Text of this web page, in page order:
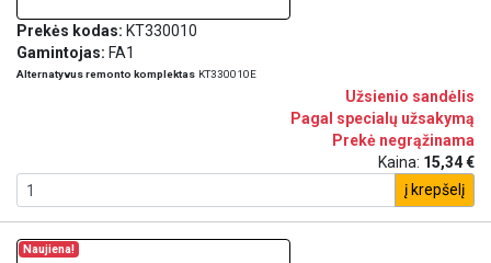
Prekės kodas: KT330010
Gamintojas: FA1
Alternatyvus remonto komplektas KT330010E
Užsienio sandėlis
Pagal specialų užsakymą
Prekė negrąžinama
Kaina: 15,34 €
į krepšelį
Naujiena!